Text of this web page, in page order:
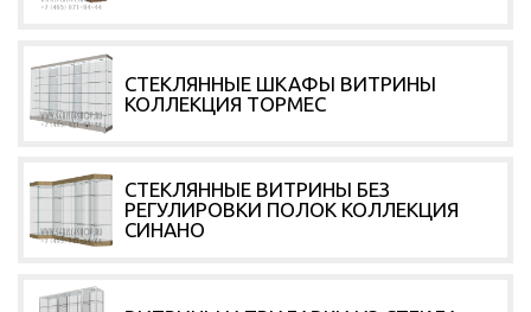
СТЕКЛЯННЫЕ ШКАФЫ ВИТРИНЫ
КОЛЛЕКЦИЯ ТОРМЕС
СТЕКЛЯННЫЕ ВИТРИНЫ БЕЗ
РЕГУЛИРОВКИ ПОЛОК КОЛЛЕКЦИЯ
СИНАНО